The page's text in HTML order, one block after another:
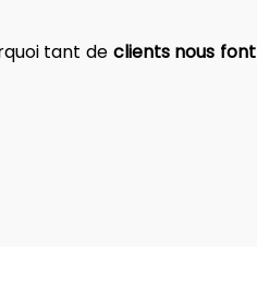
tant de clients nous font